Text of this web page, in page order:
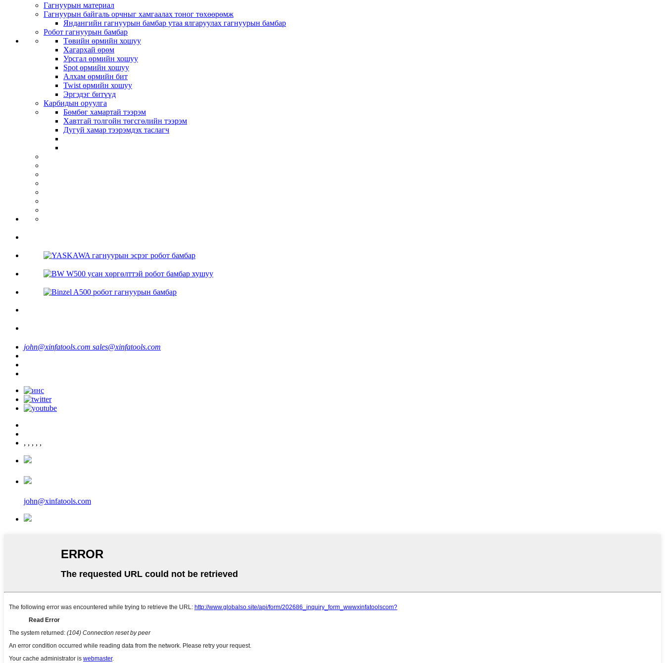
Гагнуурын материал
Гагнуурын байгаль орчныг хамгаалах тоног төхөөрөмж
Яндангийн гагнуурын бамбар утаа ялгаруулах гагнуурын бамбар
Робот гагнуурын бамбар
Төвийн өрмийн хошуу
Хагархай өрөм
Урсгал өрмийн хошуу
Spot өрмийн хошуу
Алхам өрмийн бит
Twist өрмийн хошуу
Эргэдэг битүүд
Карбидын оруулга
Бөмбөг хамартай тээрэм
Хавтгай толгойн төгсгөлийн тээрэм
Дугуй хамар тээрэмдэх таслагч
john@xinfatools.com sales@xinfatools.com
, , , , ,
john@xinfatools.com